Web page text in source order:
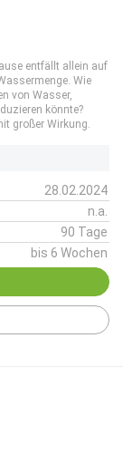
entfällt allein auf
Wie
von Wasser,
könnte?
großer Wirkung.
28.02.2024
n.a.
90 Tage
bis 6 Wochen